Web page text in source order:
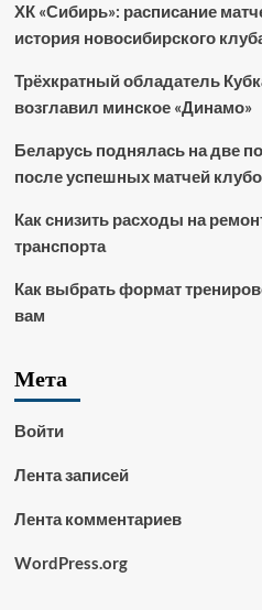
ХК «Сибирь»: расписание
история новосибирского
Трёхкратный обладатель
возглавил минское «Динамо»
Беларусь поднялась на две
после успешных матчей
Как снизить расходы на
транспорта
Как выбрать формат
вам
Мета
Войти
Лента записей
Лента комментариев
WordPress.org